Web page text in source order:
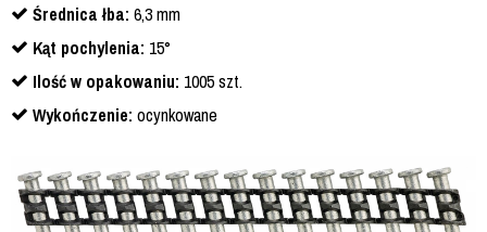
Średnica łba: 6,3 mm
Kąt pochylenia: 15°
Ilość w opakowaniu: 1005 szt.
Wykończenie: ocynkowane